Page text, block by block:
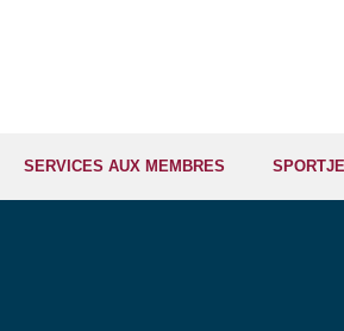
SERVICES AUX MEMBRES